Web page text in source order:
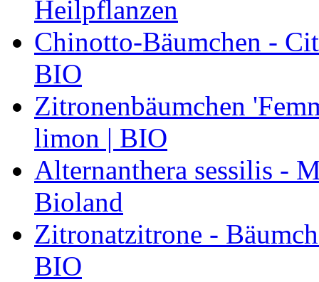
Heilpflanzen
Chinotto-Bäumchen -
BIO
Zitronenbäumchen
limon | BIO
Alternanthera sessilis -
Bioland
Zitronatzitrone -
BIO